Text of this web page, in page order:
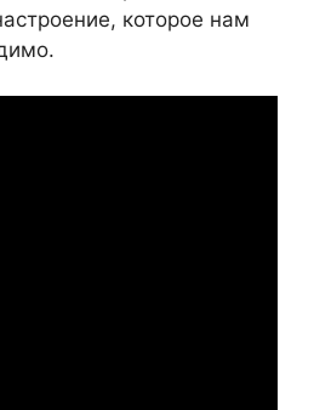
которое нам